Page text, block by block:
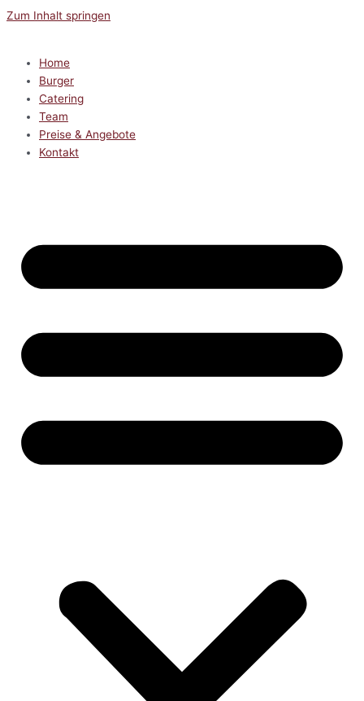
Zum Inhalt springen
Home
Burger
Catering
Team
Preise & Angebote
Kontakt